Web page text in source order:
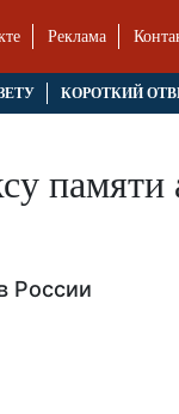
Реклама
КОРОТКИЙ
памяти
России